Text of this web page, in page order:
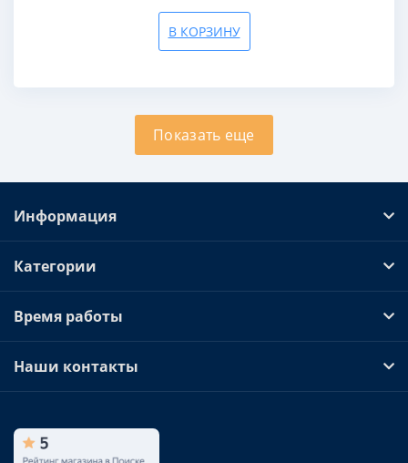
В КОРЗИНУ
Показать еще
Информация
Категории
Время работы
Наши контакты